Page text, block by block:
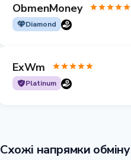
ObmenMoney
Diamond
ExWm
Platinum
Схожі напрямки обміну